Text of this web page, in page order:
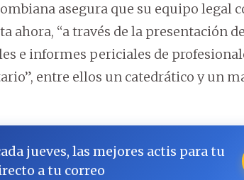
asegura que su equipo legal
ahora, “a través de la presentación
e informes periciales de
entre ellos un catedrático y un
jueves, las mejores actis para tu
a tu correo